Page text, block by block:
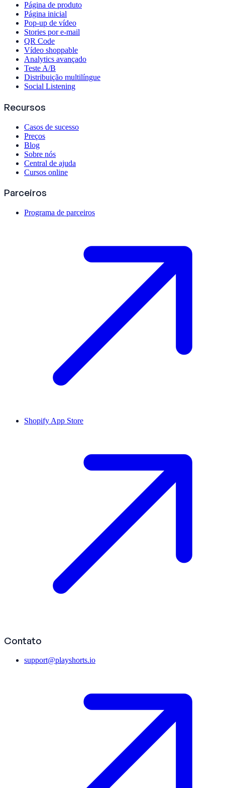
Página de produto
Página inicial
Pop-up de vídeo
Stories por e-mail
QR Code
Vídeo shoppable
Analytics avançado
Teste A/B
Distribuição multilíngue
Social Listening
Recursos
Casos de sucesso
Preços
Blog
Sobre nós
Central de ajuda
Cursos online
Parceiros
Programa de parceiros
Shopify App Store
Contato
support@playshorts.io